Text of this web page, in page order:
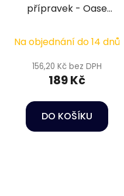
přípravek - Oase
Bacteria 100 g
Na objednání do 14 dnů
156,20 Kč bez DPH
189 Kč
DO KOŠÍKU